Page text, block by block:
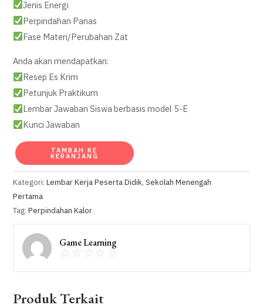
Jenis Energi
Perpindahan Panas
Fase Materi/Perubahan Zat
Anda akan mendapatkan:
Resep Es Krim
Petunjuk Praktikum
Lembar Jawaban Siswa berbasis model 5-E
Kunci Jawaban
Kuantitas
Perpindahan
Kalor:
Praktikum
Es
Krim
TAMBAH KE
KERANJANG
Kategori:Lembar Kerja Peserta Didik,Sekolah Menengah
Pertama
Tag:Perpindahan Kalor
Game Learning
Produk Terkait